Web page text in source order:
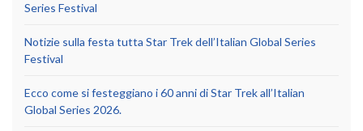
Series Festival
Notizie sulla festa tutta Star Trek dell’Italian Global Series
Festival
Ecco come si festeggiano i 60 anni di Star Trek all’Italian
Global Series 2026.